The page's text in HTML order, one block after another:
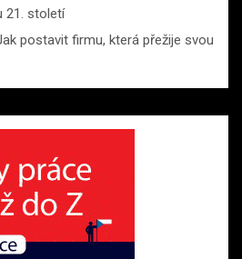
21. století
postavit firmu, která přežije svou